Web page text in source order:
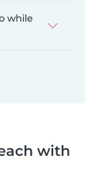
while
with